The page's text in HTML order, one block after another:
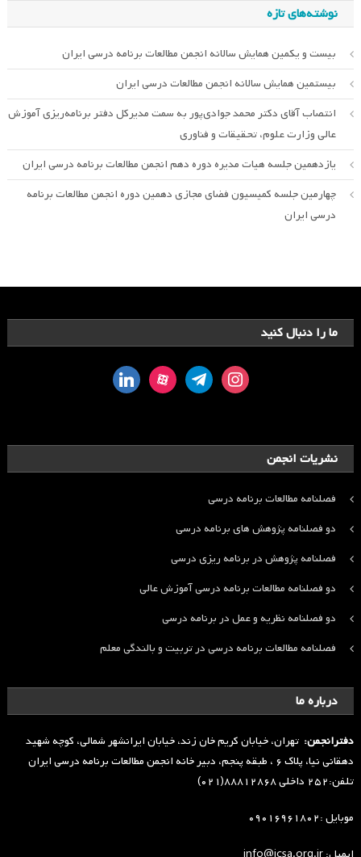
نوشته‌های تازه
بیست و یکمین همایش سالانه انجمن مطالعات برنامه درسی ایران
بیستمین همایش سالانه انجمن مطالعات درسی ایران
انتصاب آقای دکتر محمد جوادی‌پور به سمت مدیرکل دفتر برنامه‌ریزی آموزش
عالی وزارت علوم، تحقیقات و فناوری
یازدهمین جلسه هیات مدیره دوره دهم انجمن مطالعات برنامه درسی ایران
چهارمین جلسه کمیسیون فضای مجازی دهمین دوره انجمن مطالعات برنامه
درسی ایران
ما را دنبال کنید
instagram
telegram
aparat
linkedin
نشریات انجمن
فصلنامه مطالعات برنامه درسی
دو فصلنامه پژوهش های برنامه درسی
فصلنامه پژوهش در برنامه ریزی درسی
دو فصلنامه مطالعات برنامه درسی آموزش عالی
دو فصلنامه نظریه و عمل در برنامه درسی
فصلنامه مطالعات برنامه درسی در تربیت و بالندگی معلم
درباره ما
دفترانجمن: تهران، خیابان کریم خان زند، خیابان ایرانشهر شمالی، کوچه شهید
دهقانی نیا، پلاک ۶ ، طبقه پنجم، دبیر خانه انجمن مطالعات برنامه درسی ایران
تلفن:۲۵۲ داخلی ۸۸۸۱۲۸۶۸(۰۲۱)
موبایل :۰۹۰۱۶۹۶۱۸۰۲